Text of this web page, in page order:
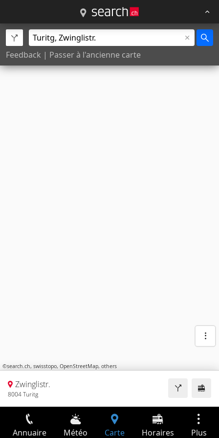
Feedback | Passer à l'ancienne carte
©search.ch, swisstopo, OpenStreetMap, others
Zwinglistr.
8004 Turitg
Annuaire Météo Carte Horaires Plus